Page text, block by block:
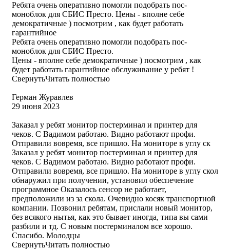
Ребята очень оперативно помогли подобрать пос-
моноблок для СБИС Престо. Цены - вполне себе
демократичные ) посмотрим , как будет работать
гарантийное
Ребята очень оперативно помогли подобрать пос-
моноблок для СБИС Престо.
Цены - вполне себе демократичные ) посмотрим , как
будет работать гарантийное обслуживание у ребят !
СвернутьЧитать полностью
Герман Журавлев
29 июня 2023
Заказал у ребят монитор постерминал и принтер для
чеков. С Вадимом работаю. Видно работают профи.
Отправили вовремя, все пришло. На мониторе в углу ск
Заказал у ребят монитор постерминал и принтер для
чеков. С Вадимом работаю. Видно работают профи.
Отправили вовремя, все пришло. На мониторе в углу скол
обнаружил при получении, установил обеспечение
программное Оказалось сенсор не работает,
предположили из за скола. Очевидно косяк транспортной
компании. Позвонил ребятам, прислали новый монитор,
без всякого нытья, как это бывает иногда, типа вы сами
разбили и тд. С новым постерминалом все хорошо.
Спасибо. Молодцы
СвернутьЧитать полностью